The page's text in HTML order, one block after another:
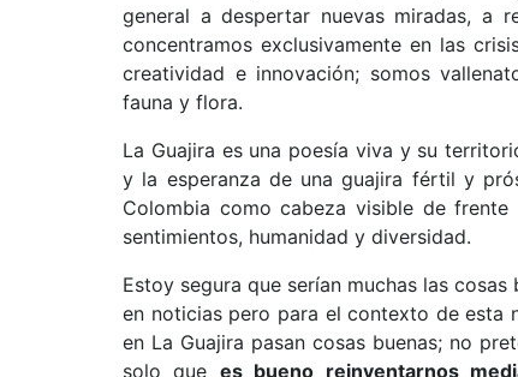
general a despertar nuevas miradas, a
concentramos exclusivamente en las
creatividad e innovación; somos
fauna y flora.
La Guajira es una poesía viva y su
y la esperanza de una guajira fértil y
Colombia como cabeza visible de
sentimientos, humanidad y diversidad.
Estoy segura que serían muchas las
en noticias pero para el contexto de esta
en La Guajira pasan cosas buenas; no
solo que es bueno reinventarnos